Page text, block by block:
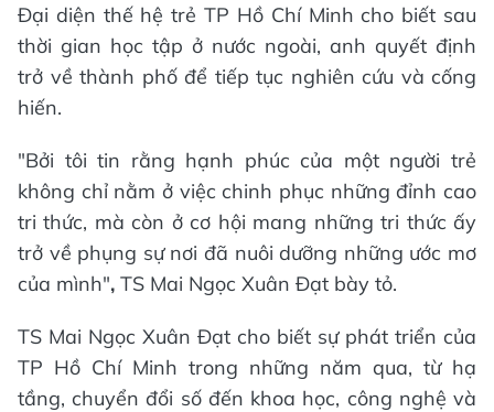
Đại diện thế hệ trẻ TP Hồ Chí Minh cho biết sau
thời gian học tập ở nước ngoài, anh quyết định
trở về thành phố để tiếp tục nghiên cứu và cống
hiến.
"Bởi tôi tin rằng hạnh phúc của một người trẻ
không chỉ nằm ở việc chinh phục những đỉnh cao
tri thức, mà còn ở cơ hội mang những tri thức ấy
trở về phụng sự nơi đã nuôi dưỡng những ước mơ
của mình", TS Mai Ngọc Xuân Đạt bày tỏ.
TS Mai Ngọc Xuân Đạt cho biết sự phát triển của
TP Hồ Chí Minh trong những năm qua, từ hạ
tầng, chuyển đổi số đến khoa học, công nghệ và